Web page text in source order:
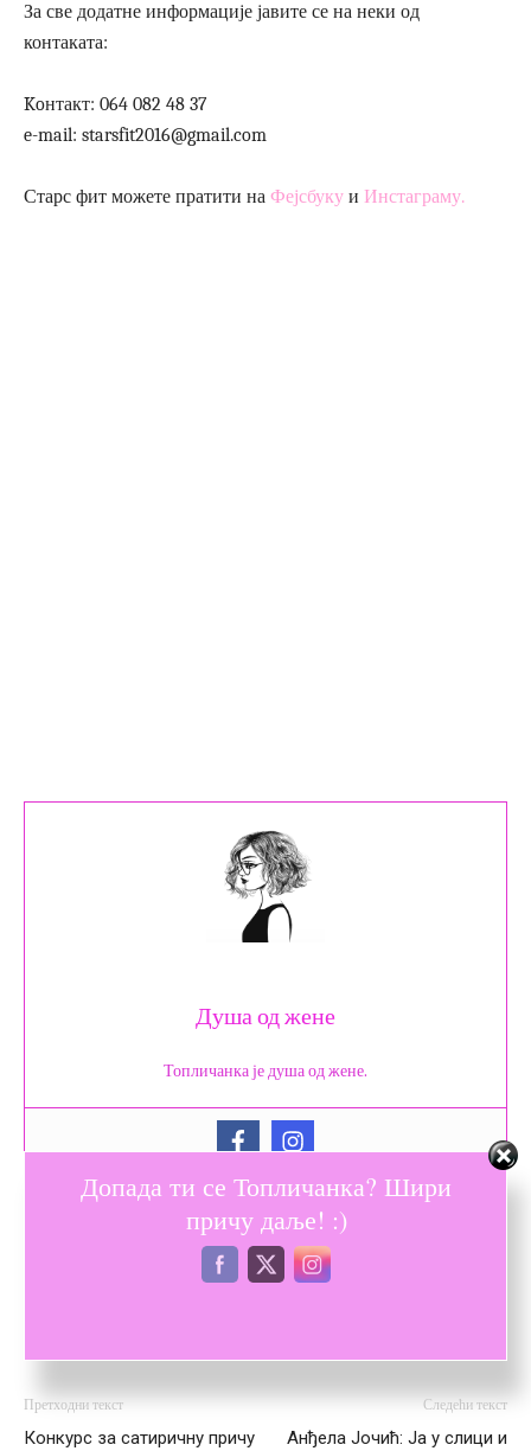
За све додатне информације јавите се на неки од
контаката:
Koнтакт: 064 082 48 37
e-mail: starsfit2016@gmail.com
Старс фит можете пратити на Фејсбуку и Инстаграму.
Душа од жене
Топличанка је душа од жене.
Претходни текст
Конкурс за сатиричну причу
Следећи текст
Анђела Јочић: Ја у слици и
Допада ти се Топличанка? Шири
причу даље! :)